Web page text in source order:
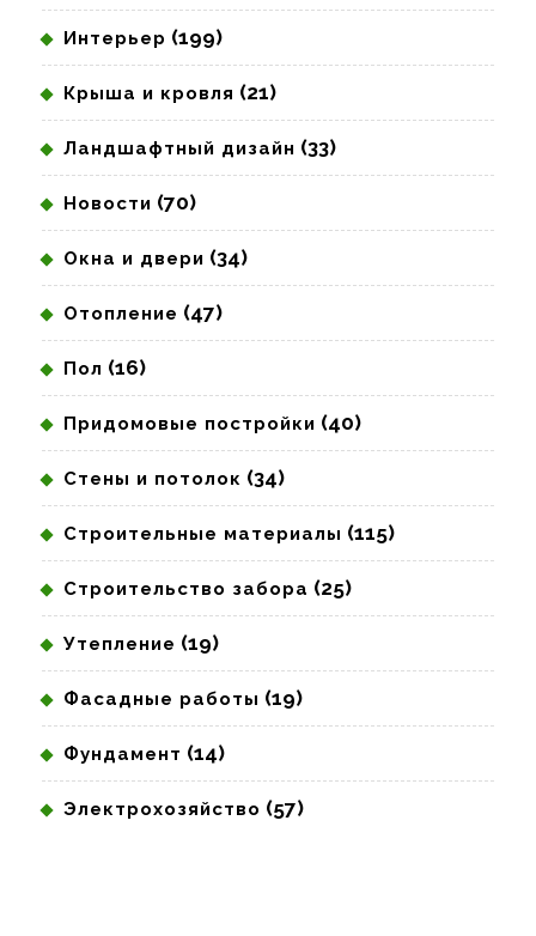
Интерьер (199)
Крыша и кровля (21)
Ландшафтный дизайн (33)
Новости (70)
Окна и двери (34)
Отопление (47)
Пол (16)
Придомовые постройки (40)
Стены и потолок (34)
Строительные материалы (115)
Строительство забора (25)
Утепление (19)
Фасадные работы (19)
Фундамент (14)
Электрохозяйство (57)